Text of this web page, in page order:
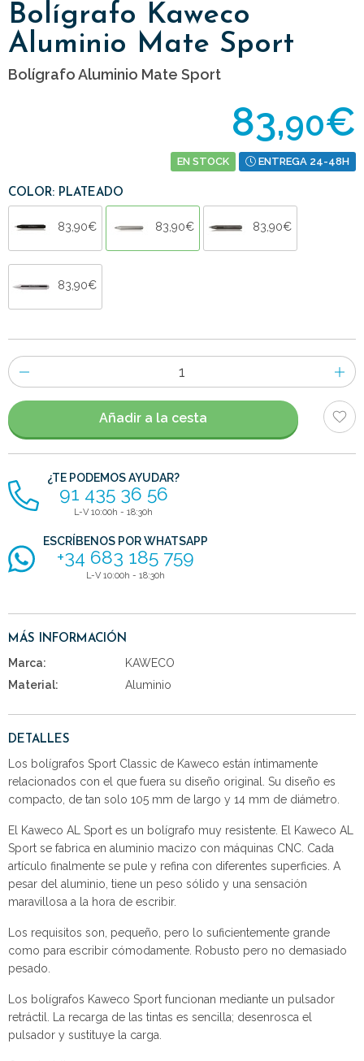
Bolígrafo Kaweco
Aluminio Mate Sport
Bolígrafo Aluminio Mate Sport
83,90€
EN STOCK ENTREGA 24-48H
COLOR: PLATEADO
83,90€ 83,90€ 83,90€
83,90€
Número
de
artículos
Añadir a la cesta
¿TE PODEMOS AYUDAR?
91 435 36 56
L-V 10:00h - 18:30h
ESCRÍBENOS POR WHATSAPP
+34 683 185 759
L-V 10:00h - 18:30h
MÁS INFORMACIÓN
Marca:
KAWECO
Material:
Aluminio
DETALLES
Los bolígrafos Sport Classic de Kaweco están íntimamente
relacionados con el que fuera su diseño original. Su diseño es
compacto, de tan solo 105 mm de largo y 14 mm de diámetro.
El Kaweco AL Sport es un bolígrafo muy resistente. El Kaweco AL
Sport se fabrica en aluminio macizo con máquinas CNC. Cada
artículo finalmente se pule y refina con diferentes superficies. A
pesar del aluminio, tiene un peso sólido y una sensación
maravillosa a la hora de escribir.
Los requisitos son, pequeño, pero lo suficientemente grande
como para escribir cómodamente. Robusto pero no demasiado
pesado.
Los bolígrafos Kaweco Sport funcionan mediante un pulsador
retráctil. La recarga de las tintas es sencilla; desenrosca el
pulsador y sustituye la carga.